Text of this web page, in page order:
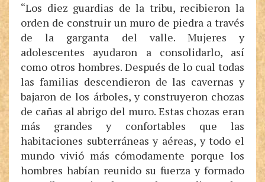
“Los diez guardias de la tribu, recibieron la
orden de construir un muro de piedra a través
de la garganta del valle. Mujeres y
adolescentes ayudaron a consolidarlo, así
como otros hombres. Después de lo cual todas
las familias descendieron de las cavernas y
bajaron de los árboles, y construyeron chozas
de cañas al abrigo del muro. Estas chozas eran
más grandes y confortables que las
habitaciones subterráneas y aéreas, y todo el
mundo vivió más cómodamente porque los
hombres habían reunido su fuerza y formado